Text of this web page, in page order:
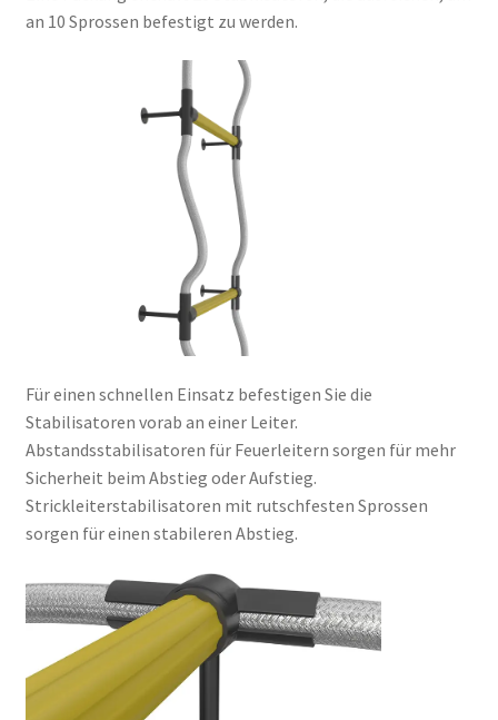
an 10 Sprossen befestigt zu werden.
Für einen schnellen Einsatz befestigen Sie die
Stabilisatoren vorab an einer Leiter.
Abstandsstabilisatoren für Feuerleitern sorgen für mehr
Sicherheit beim Abstieg oder Aufstieg.
Strickleiterstabilisatoren mit rutschfesten Sprossen
sorgen für einen stabileren Abstieg.